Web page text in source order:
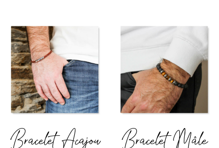
Bracelet Acajou Bracelet Mâle